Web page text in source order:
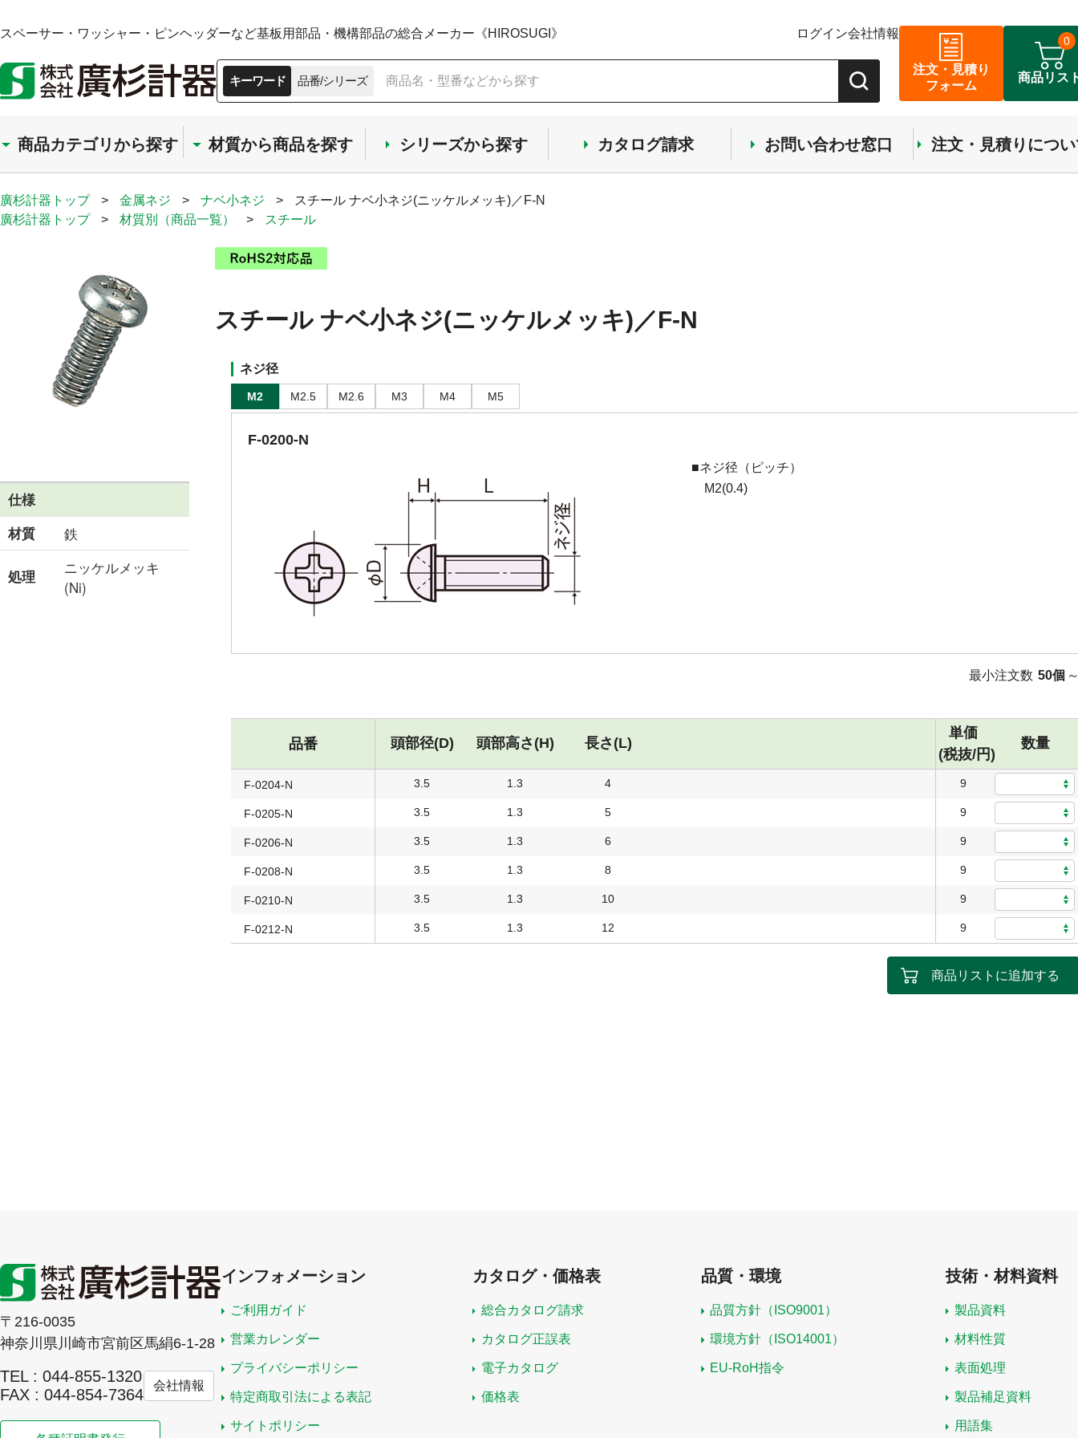
スペーサー・ワッシャー・ピンヘッダーなど基板用部品・機構部品の総合メーカー《HIROSUGI》 ログイン会社情報
キーワード 品番/シリーズ
注文・見積り
フォーム
商品リス
0
商品カテゴリから探す 材質から商品を探す シリーズから探す カタログ請求 お問い合わせ窓口 注文・見積りにつ
廣杉計器トップ > 金属ネジ > ナベ小ネジ >
スチール ナベ小ネジ(ニッケルメッキ)／F-N
廣杉計器トップ
> 材質別（商品一覧） > スチール
仕様
材質
鉄
処理
ニッケルメッキ
(Ni)
スチール ナベ小ネジ(ニッケルメッキ)／F-N
ネジ径
M2 M2.5 M2.6 M3 M4 M5
F-0200-N
■ネジ径（ピッチ）
M2(0.4)
最小注文数 50個
品番 頭部径(D) 頭部高さ(H) 長さ(L)
単価
(税抜/円)
数量
F-0204-N 3.5 1.3 4 9
F-0205-N 3.5 1.3 5 9
F-0206-N 3.5 1.3 6 9
F-0208-N 3.5 1.3 8 9
F-0210-N 3.5 1.3 10 9
F-0212-N 3.5 1.3 12 9
商品リストに追加する
〒216-0035
神奈川県川崎市宮前区馬絹6-1-28
TEL : 044-855-1320
FAX : 044-854-7364
会社情報
インフォメーション
ご利用ガイド
営業カレンダー
プライバシーポリシー
特定商取引法による表記
サイトポリシー
カタログ・価格表
総合カタログ請求
カタログ正誤表
電子カタログ
価格表
品質・環境
品質方針（ISO9001）
環境方針（ISO14001）
EU-RoH指令
技術・材料資料
製品資料
材料性質
表面処理
製品補足資料
用語集